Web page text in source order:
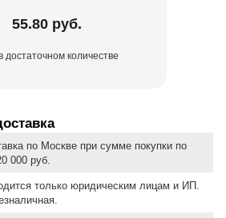
55.80 руб.
достаточном количестве
по Москве при сумме покупки по
000 руб.
только юридическим лицам и ИП.